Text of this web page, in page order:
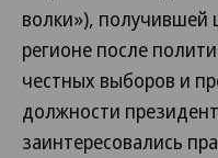
волки»), получившей
регионе после
честных выборов и
должности
заинтересовались